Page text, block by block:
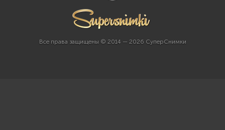
Все права защищены © 2014 — 2026 СуперСнимки